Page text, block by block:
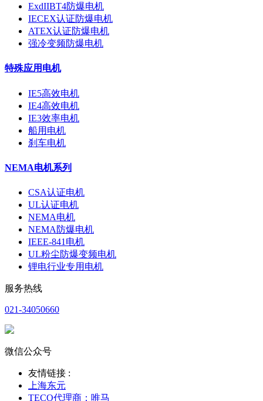
ExdIIBT4防爆电机
IECEX认证防爆电机
ATEX认证防爆电机
强冷变频防爆电机
特殊应用电机
IE5高效电机
IE4高效电机
IE3效率电机
船用电机
刹车电机
NEMA电机系列
CSA认证电机
UL认证电机
NEMA电机
NEMA防爆电机
IEEE-841电机
UL粉尘防爆变频电机
锂电行业专用电机
服务热线
021-34050660
微信公众号
友情链接 :
上海东元
TECO代理商：唯马